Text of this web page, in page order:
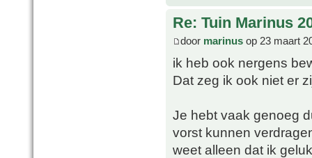
Re: Tuin Marinus
door marinus op 23 maart
ik heb ook nergens
Dat zeg ik ook niet er
Je hebt vaak genoeg
vorst kunnen
weet alleen dat ik